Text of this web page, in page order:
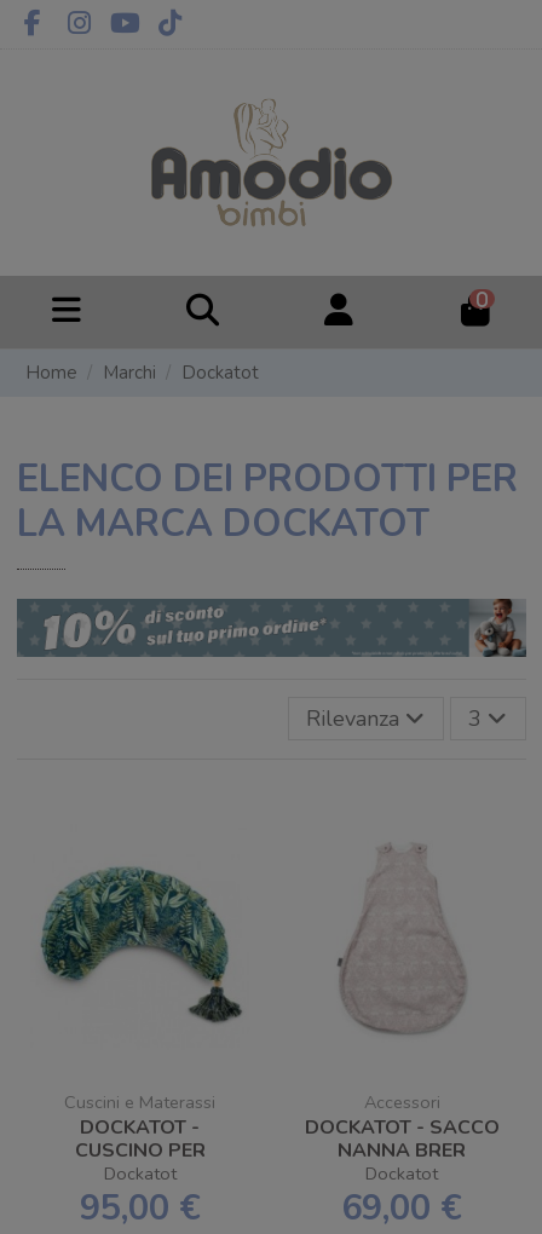
0
Home Marchi Dockatot
ELENCO DEI PRODOTTI PER
LA MARCA DOCKATOT
Rilevanza 3
Cuscini e Materassi
DOCKATOT -
CUSCINO PER
ALLATTAMENTO LA
MAMAN WEDGE
Dockatot
95,00 €
Accessori
DOCKATOT - SACCO
NANNA BRER
RABBIT 0-6 MESI
Dockatot
69,00 €